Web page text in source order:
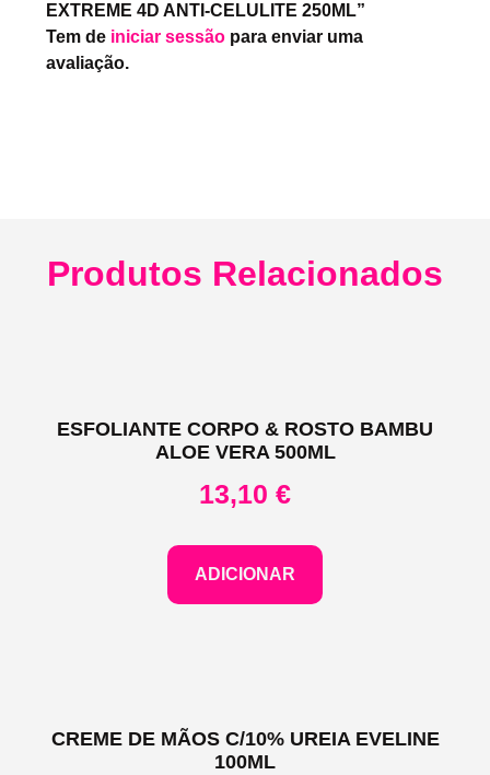
EXTREME 4D ANTI-CELULITE 250ML”
Tem de iniciar sessão para enviar uma
avaliação.
Produtos Relacionados
ESFOLIANTE CORPO & ROSTO BAMBU
ALOE VERA 500ML
13,10 €
ADICIONAR
CREME DE MÃOS C/10% UREIA EVELINE
100ML